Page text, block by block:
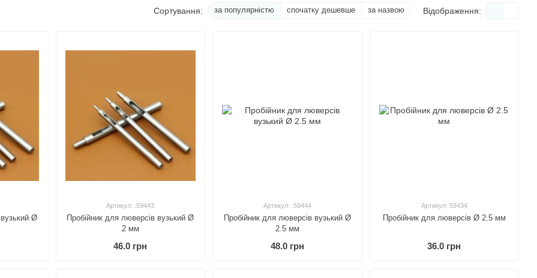
Сортування: за популярністю спочатку дешевше за назвою Відображення:
Ø
Артикул: .59443
Пробійник для люверсів вузький Ø
2 мм
46.0 грн
Артикул: .59444
Пробійник для люверсів вузький Ø
2.5 мм
48.0 грн
Артикул: 59434
Пробійник для люверсів Ø 2.5 мм
36.0 грн